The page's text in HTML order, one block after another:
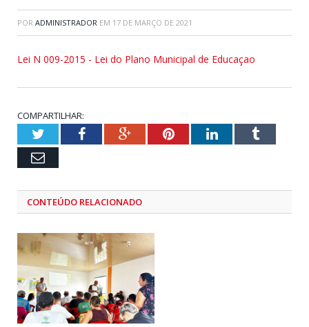
POR ADMINISTRADOR EM 17 DE MARÇO DE 2021
Lei N 009-2015 - Lei do Plano Municipal de Educaçao
COMPARTILHAR:
TwitterFacebookGoogle+PinterestLinkedInTumblr
Email
CONTEÚDO RELACIONADO